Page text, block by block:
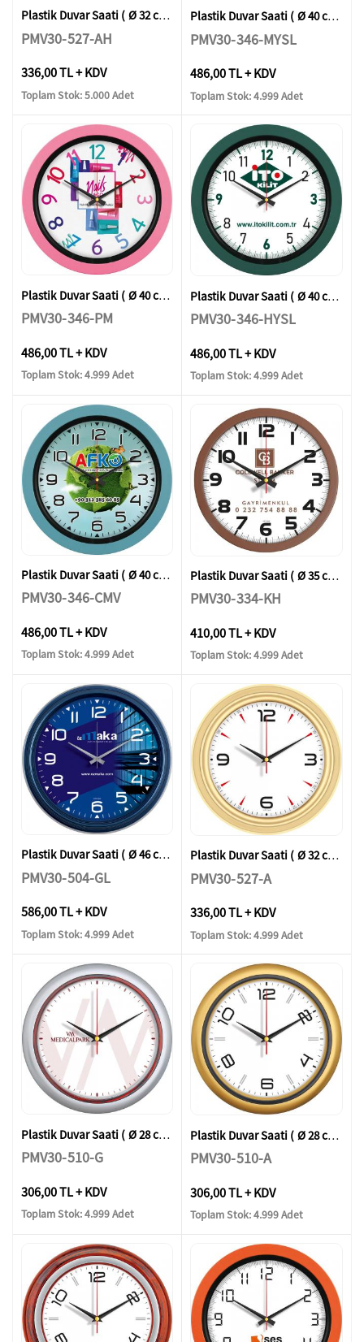
Plastik Duvar Saati ( Ø 32 cm )
PMV30-527-AH
336,00 TL + KDV
Toplam Stok: 5.000 Adet
Plastik Duvar Saati ( Ø 40 cm )
PMV30-346-MYSL
486,00 TL + KDV
Toplam Stok: 4.999 Adet
Plastik Duvar Saati ( Ø 40 cm )
PMV30-346-PM
486,00 TL + KDV
Toplam Stok: 4.999 Adet
Plastik Duvar Saati ( Ø 40 cm )
PMV30-346-HYSL
486,00 TL + KDV
Toplam Stok: 4.999 Adet
Plastik Duvar Saati ( Ø 40 cm )
PMV30-346-CMV
486,00 TL + KDV
Toplam Stok: 4.999 Adet
Plastik Duvar Saati ( Ø 35 cm )
PMV30-334-KH
410,00 TL + KDV
Toplam Stok: 4.999 Adet
Plastik Duvar Saati ( Ø 46 cm )
PMV30-504-GL
586,00 TL + KDV
Toplam Stok: 4.999 Adet
Plastik Duvar Saati ( Ø 32 cm )
PMV30-527-A
336,00 TL + KDV
Toplam Stok: 4.999 Adet
Plastik Duvar Saati ( Ø 28 cm )
PMV30-510-G
306,00 TL + KDV
Toplam Stok: 4.999 Adet
Plastik Duvar Saati ( Ø 28 cm )
PMV30-510-A
306,00 TL + KDV
Toplam Stok: 4.999 Adet